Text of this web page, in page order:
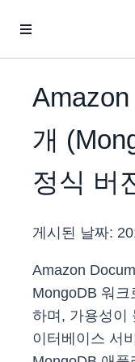
개
정식 버
게시된 날짜:
Amazon
MongoDB 워
하며, 가용성이
이터베이스 서